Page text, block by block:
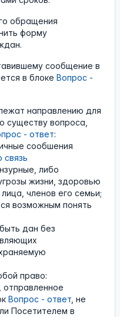
обращения
форму
сообщение в
в блоке Вопрос -
направлению для
существу вопроса,
- ответ:
сообшения
либо
жизни, здоровью
членов его семьи;
возможным понять
дан без
право:
Вопрос - ответ , не
Посетителем в